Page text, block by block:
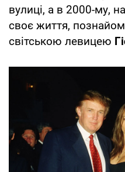
вулиці, а в 2000-му,
своє життя,
світською левицею